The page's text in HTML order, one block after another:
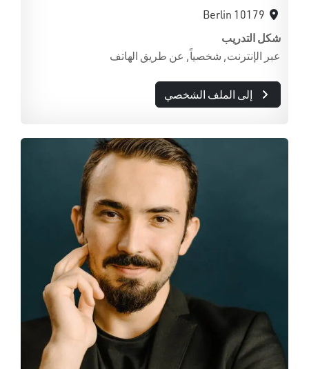
10179 Berlin
شكل التدريب
عبر الإنترنت, شخصياً, عن طريق الهاتف
إلى الملف الشخصي